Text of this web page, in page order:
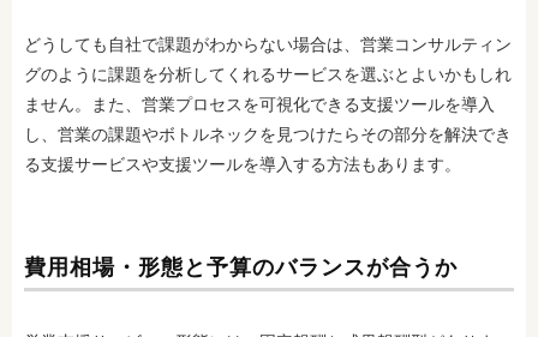
どうしても自社で課題がわからない場合は、営業コンサルティン
グのように課題を分析してくれるサービスを選ぶとよいかもしれ
ません。また、営業プロセスを可視化できる支援ツールを導入
し、営業の課題やボトルネックを見つけたらその部分を解決でき
る支援サービスや支援ツールを導入する方法もあります。
費用相場・形態と予算のバランスが合うか